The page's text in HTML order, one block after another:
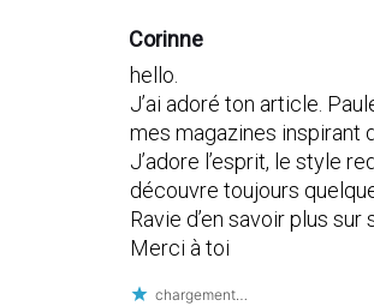
Corinne
hello.
J’ai adoré ton article.
mes magazines inspirant
J’adore l’esprit, le style
découvre toujours
Ravie d’en savoir plus sur
Merci à toi
chargement…